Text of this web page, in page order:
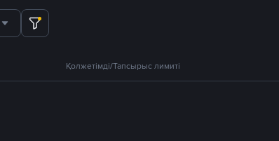
Қолжетімді/Тапсырыс лимиті